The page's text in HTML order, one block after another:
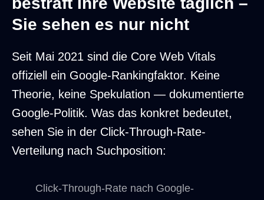
Sie sehen es nur nicht
Seit Mai 2021 sind die Core Web Vitals
offiziell ein Google-Rankingfaktor. Keine
Theorie, keine Spekulation — dokumentierte
Google-Politik. Was das konkret bedeutet,
sehen Sie in der Click-Through-Rate-
Verteilung nach Suchposition:
Click-Through-Rate nach Google-